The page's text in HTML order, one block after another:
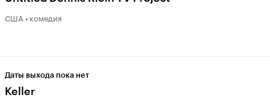
США • комедия
Даты выхода пока нет
Keller